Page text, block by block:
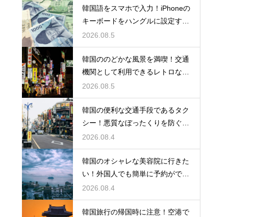
韓国語をスマホで入力！iPhoneの
キーボードをハングルに設定する
手順
2026.08.5
韓国ののどかな風景を満喫！交通
機関として利用できるレトロな観
光の馬車
2026.08.5
韓国の便利な交通手段であるタク
シー！悪質なぼったくりを防ぐ確
実な対策
2026.08.4
韓国のオシャレな美容院に行きた
い！外国人でも簡単に予約ができ
るアプリ
2026.08.4
韓国旅行の帰国時に注意！空港で